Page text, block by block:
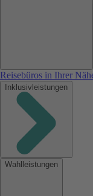
Reisebüros in Ihrer
Inklusivleistungen
Wahlleistungen